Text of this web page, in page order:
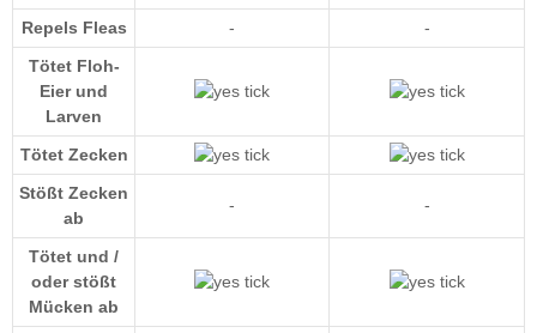
Repels Fleas
-
-
Tötet Floh-
Eier und
Larven
Tötet Zecken
Stößt Zecken
ab
- -
Tötet und /
oder stößt
Mücken ab